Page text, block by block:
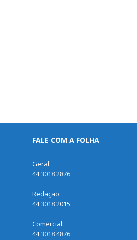
FALE COM A FOLHA
Geral:
44 3018 2876
Redação:
44 3018 2015
Comercial:
44 3018 4876